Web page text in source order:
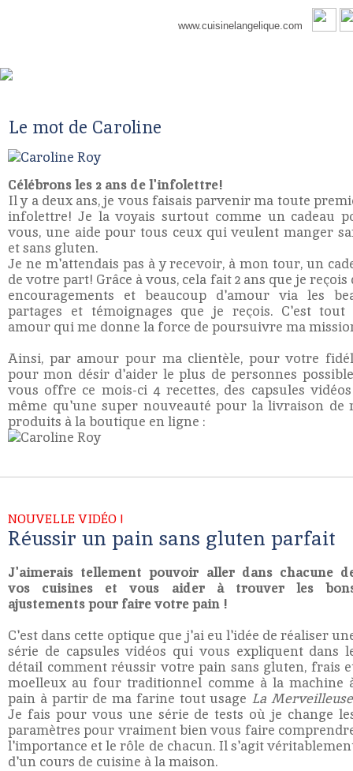
www.cuisinelangelique.com
Le mot de Caroline
Célébrons les 2 ans de l'infolettre!
Il y a deux ans, je vous faisais parvenir ma toute
infolettre! Je la voyais surtout comme un cadeau
vous, une aide pour tous ceux qui veulent manger
et sans gluten.
Je ne m'attendais pas à y recevoir, à mon tour, un
de votre part! Grâce à vous, cela fait 2 ans que je reçois
encouragements et beaucoup d'amour via les
partages et témoignages que je reçois. C'est tout
amour qui me donne la force de poursuivre ma
Ainsi, par amour pour ma clientèle, pour votre
pour mon désir d'aider le plus de personnes
vous offre ce mois-ci 4 recettes, des capsules
même qu'une super nouveauté pour la livraison de
produits à la boutique en ligne :
NOUVELLE VIDÉO !
Réussir un pain sans gluten parfait
J'aimerais tellement pouvoir aller dans chacune
vos cuisines et vous aider à trouver les
ajustements pour faire votre pain !
C'est dans cette optique que j'ai eu l'idée de réaliser
série de capsules vidéos qui vous expliquent dans
détail comment réussir votre pain sans gluten, frais
moelleux au four traditionnel comme à la machine
pain à partir de ma farine tout usage La
Je fais pour vous une série de tests où je change
paramètres pour vraiment bien vous faire
l'importance et le rôle de chacun. Il s'agit
d'un cours de cuisine à la maison.